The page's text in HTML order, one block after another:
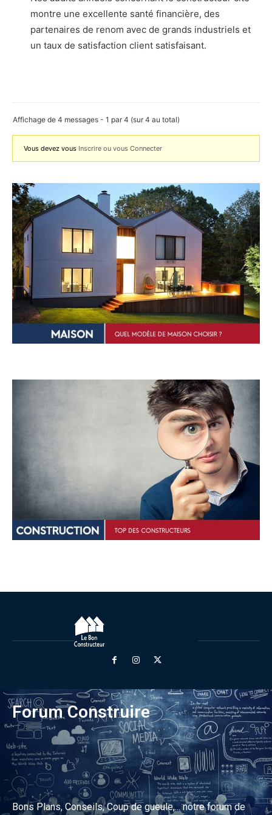
montre une excellente santé financière, des
partenaires de renom avec de grands industriels et
un taux de satisfaction client satisfaisant.
Affichage de 4 messages - 1 par 4 (sur 4 au total)
Vous devez vous Inscrire ou vous Connecter
Forum Construire
Bons Plans, Conseils, Coup de gueule,... notre forum de